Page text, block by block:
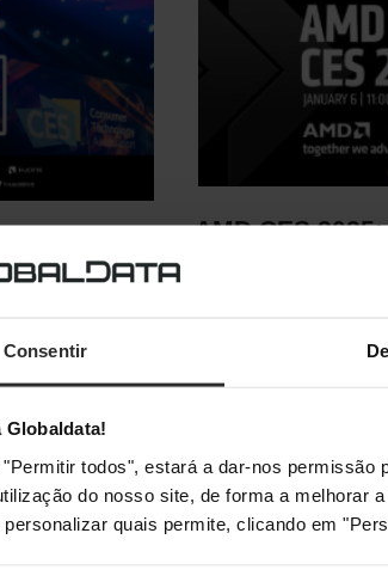
Consentir
Globaldata!
todos", estará a dar-nos
do nosso site, de forma a melhorar
quais permite, clicando em
Group
ano para
Gamers…
AMD CES
AMD: Um novo nível
2025, a AMD